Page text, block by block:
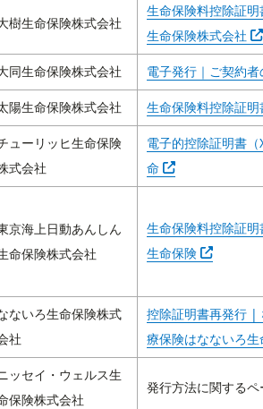
樹生命保険株式会社
生命保険料控除証
生命保険株式会社
同生命保険株式会社 電子発行｜ご契約
陽生命保険株式会社 生命保険料控除証
ューリッヒ生命保険
式会社
電子的控除証明書
命
Abra em outra
京海上日動あんしん
命保険株式会社
生命保険料控除証
生命保険
Abra em
ないろ生命保険株式
社
控除証明書再発行 |
療保険はなないろ
ッセイ・ウェルス生
保険株式会社
発行方法に関するペ